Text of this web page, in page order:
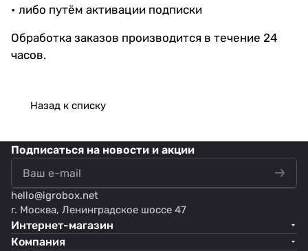
• либо путём активации подписки
Обработка заказов производится в течение 24
часов.
Назад к списку
Подписаться на новости и акции
hello@igrobox.net
г. Москва, Ленинградское шоссе 47
Интернет-магазин
Компания